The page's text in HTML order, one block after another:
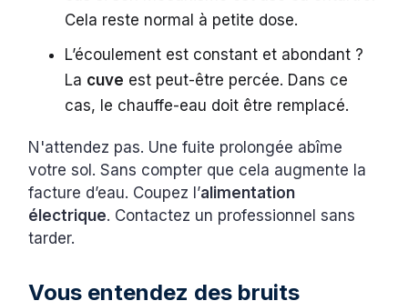
Cela reste normal à petite dose.
L’écoulement est constant et abondant ?
La cuve est peut-être percée. Dans ce
cas, le chauffe-eau doit être remplacé.
N'attendez pas. Une fuite prolongée abîme
votre sol. Sans compter que cela augmente la
facture d’eau. Coupez l’alimentation
électrique. Contactez un professionnel sans
tarder.
Vous entendez des bruits